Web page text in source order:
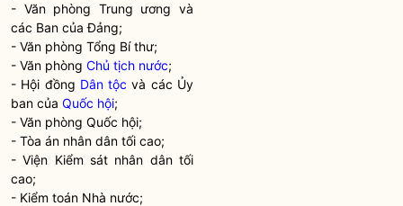
- Văn phòng Trung ương và
các Ban của Đảng;
- Văn phòng Tổng Bí thư;
- Văn phòngChủ tịch nước;
- Hội đồng Dân tộc và các Ủy
ban củaQuốc hội;
- Văn phòngQuốc hội;
- Tòa án nhân dân tối cao;
- Viện Kiểm sát nhân dân tối
cao;
- Kiểm toán Nhà nước;